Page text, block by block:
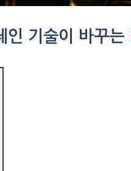
인 기술이 바꾸